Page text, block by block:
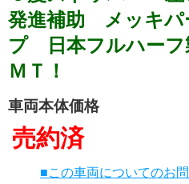
発進補助 メッキ
プ 日本フルハー
ＭＴ！
車両本体価格
売約済
■この車両についてのお